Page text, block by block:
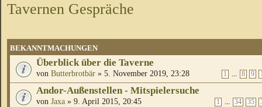
Tavernen Gespräche
BEKANNTMACHUNGEN
Überblick über die Taverne
1 ... 8 9
von Butterbrotbär » 5. November 2019, 23:28
Andor-Außenstellen - Mitspielersuche
1 ... 34 35
von Jaxa » 9. April 2015, 20:45